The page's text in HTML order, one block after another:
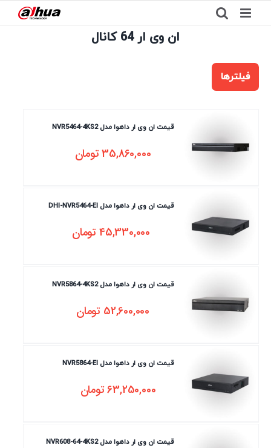
to
ان وی ار 64 کانال
فیلترها
قیمت ان وی ار داهوا مدل NVR5464-4KS2
35,860,000تومان
قیمت ان وی ار داهوا مدل DHI-NVR5464-EI
45,330,000تومان
قیمت ان وی ار داهوا مدل NVR5864-4KS2
52,600,000 تومان
قیمت ان وی ار داهوا مدل NVR5864-EI
63,250,000تومان
قیمت ان وی ار داهوا مدل NVR608-64-4KS2